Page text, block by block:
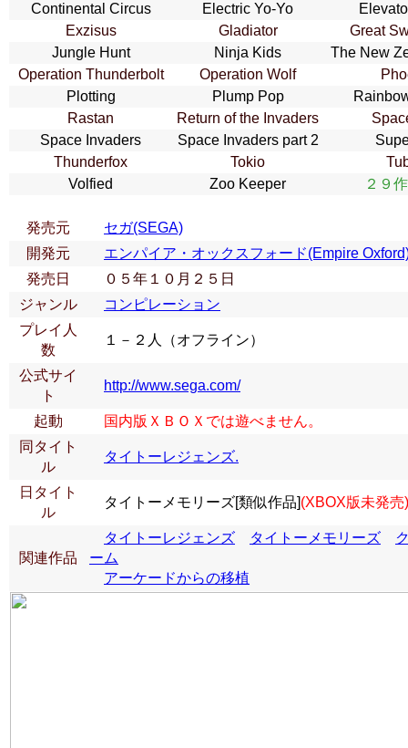
Continental Circus
Electric Yo-Yo
Exzisus
Gladiator
Great
Jungle Hunt
Ninja Kids
The New
Operation Thunderbolt
Operation Wolf
Plotting
Plump Pop
Rastan
Return of the Invaders
Space Invaders
Space Invaders part 2
Thunderfox
Tokio
Volfied
Zoo Keeper ２９
発売元
セガ(SEGA)
開発元
エンパイア・オックスフォード(Empire
発売日
０５年１０月２５日
ジャンル
コンピレーション
プレイ人
数
１－２人（オフライン）
公式サイ
ト
http://www.sega.com/
起動
国内版ＸＢＯＸでは遊べません。
同タイト
ル
タイトーレジェンズ.
日タイト
ル
タイトーメモリーズ[類似作品](XBOX版未発売)
関連作品
タイトーレジェンズ タイトーメモリーズ
ーム
アーケードからの移植